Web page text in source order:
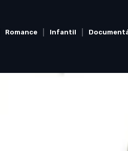
Romance Infantil